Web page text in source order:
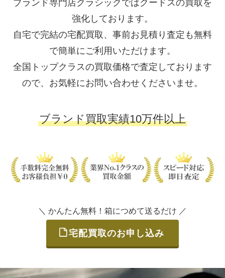
ブランド専門店クラシックではクードスの買取を
強化しております。
自宅で完結の宅配買取、事前お見積り査定も無料
で簡単にご利用いただけます。
全国トップクラスの買取価格で査定しております
ので、お気軽にお問い合わせくださいませ。
ブランド買取実績10万件以上
＼ かんたん無料！箱につめて送るだけ ／
宅配買取のお申し込み